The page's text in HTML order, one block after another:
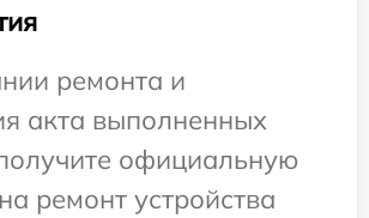
ремонта и
акта выполненных
официальную
ремонт устройства